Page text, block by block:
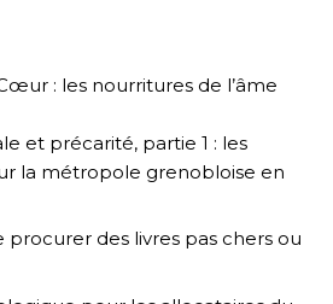
: les nourritures de l’âme
et précarité, partie 1 : les
la métropole grenobloise en
procurer des livres pas chers ou